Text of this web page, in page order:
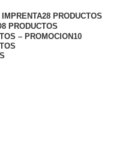
28 PRODUCTOS
8 PRODUCTOS
– PROMOCION10